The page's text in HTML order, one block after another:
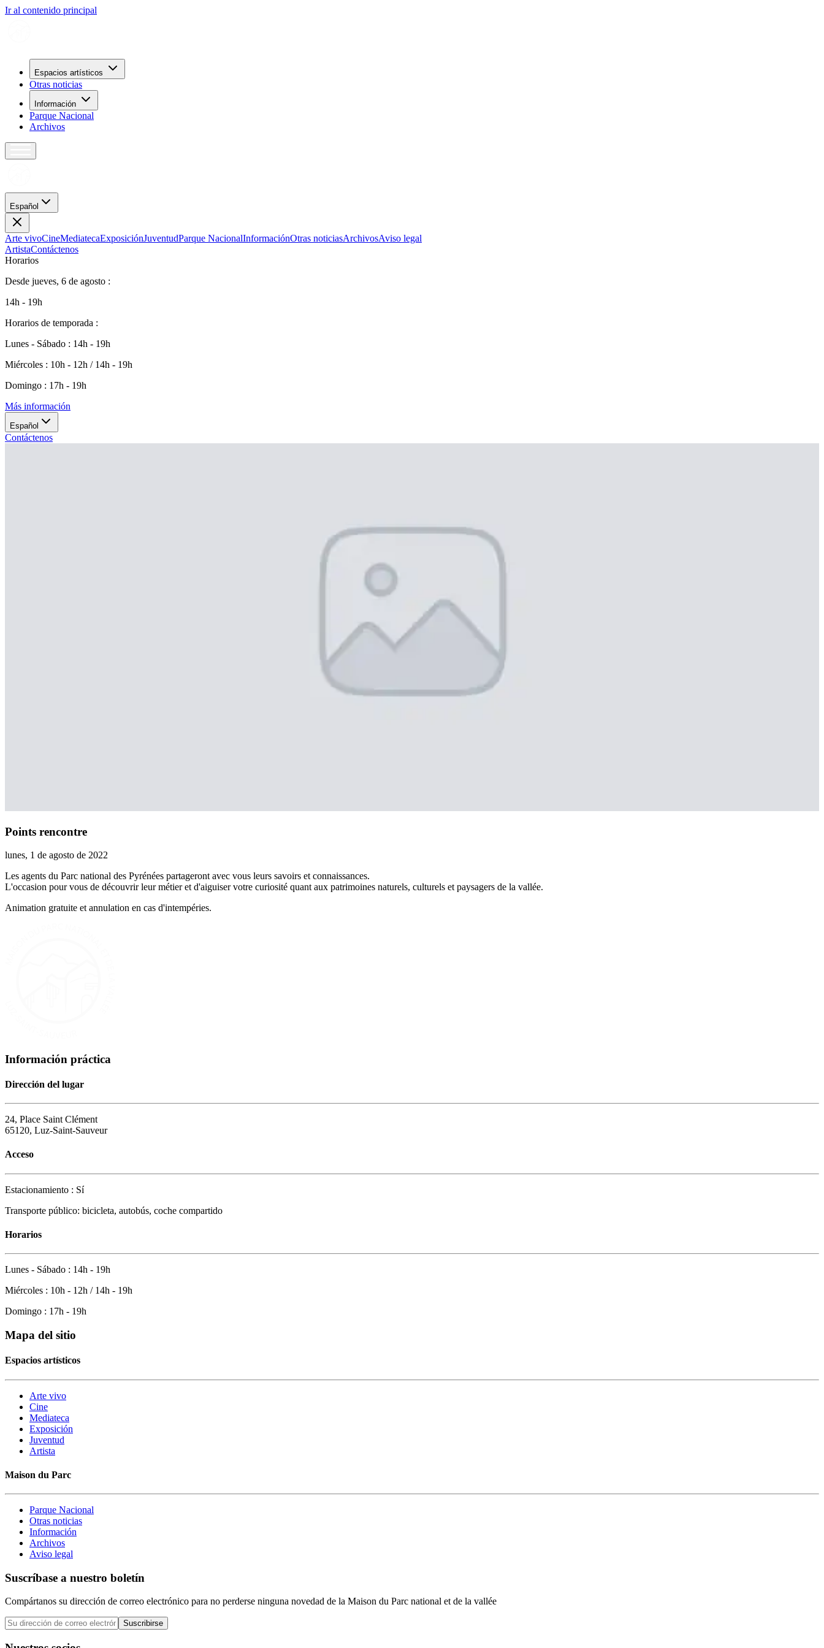
Ir al contenido principal
Espacios artísticos
Otras noticias
Información
Parque Nacional
Archivos
Español
Arte vivoCineMediatecaExposiciónJuventudParque NacionalInformaciónOtras noticiasArchivosAviso legal
ArtistaContáctenos
Horarios
Desde jueves, 6 de agosto :
14h - 19h
Horarios de temporada :
Lunes - Sábado : 14h - 19h
Miércoles : 10h - 12h / 14h - 19h
Domingo : 17h - 19h
Más información
Español
Contáctenos
Points rencontre
lunes, 1 de agosto de 2022
Les agents du Parc national des Pyrénées partageront avec vous leurs savoirs et connaissances.
L'occasion pour vous de découvrir leur métier et d'aiguiser votre curiosité quant aux patrimoines naturels, culturels et paysagers de la vallée.
Animation gratuite et annulation en cas d'intempéries.
Información práctica
Dirección del lugar
24, Place Saint Clément
65120, Luz-Saint-Sauveur
Acceso
Estacionamiento : Sí
Transporte público: bicicleta, autobús, coche compartido
Horarios
Lunes - Sábado : 14h - 19h
Miércoles : 10h - 12h / 14h - 19h
Domingo : 17h - 19h
Mapa del sitio
Espacios artísticos
Arte vivo
Cine
Mediateca
Exposición
Juventud
Artista
Maison du Parc
Parque Nacional
Otras noticias
Información
Archivos
Aviso legal
Suscríbase a nuestro boletín
Compártanos su dirección de correo electrónico para no perderse ninguna novedad de la Maison du Parc national et de la vallée
Suscribirse